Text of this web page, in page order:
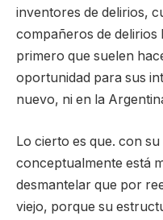
inventores de delirios,
compañeros de delirios
primero que suelen
oportunidad para sus
nuevo, ni en la
Lo cierto es que. con
conceptualmente está
desmantelar que por
viejo, porque su